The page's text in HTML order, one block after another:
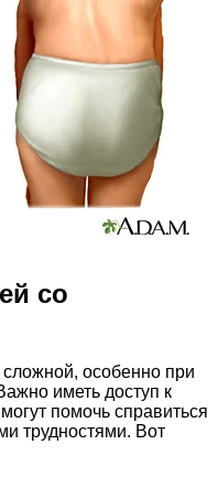
со
особенно при
иметь доступ к
помочь справиться
трудностями. Вот